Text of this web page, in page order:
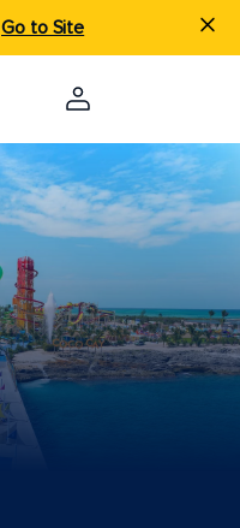
Go to Site